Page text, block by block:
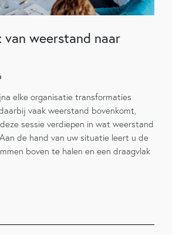
van weerstand naar
elke organisatie transformaties
vaak weerstand bovenkomt,
sessie verdiepen in wat weerstand
de hand van uw situatie leert u de
boven te halen en een draagvlak